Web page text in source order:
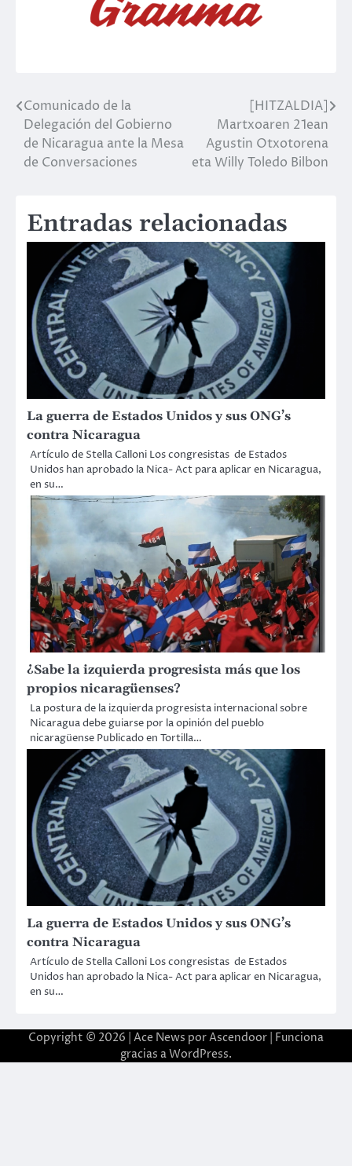
Navegación
de
entradas
Comunicado de la
Delegación del Gobierno
de Nicaragua ante la Mesa
de Conversaciones
[HITZALDIA]
Martxoaren 21ean
Agustin Otxotorena
eta Willy Toledo Bilbon
Entradas relacionadas
La guerra de Estados Unidos y sus ONG’s
contra Nicaragua
Artículo de Stella Calloni Los congresistas de Estados
Unidos han aprobado la Nica- Act para aplicar en Nicaragua,
en su…
¿Sabe la izquierda progresista más que los
propios nicaragüenses?
La postura de la izquierda progresista internacional sobre
Nicaragua debe guiarse por la opinión del pueblo
nicaragüense Publicado en Tortilla…
La guerra de Estados Unidos y sus ONG’s
contra Nicaragua
Artículo de Stella Calloni Los congresistas de Estados
Unidos han aprobado la Nica- Act para aplicar en Nicaragua,
en su…
Copyright © 2026 | Ace News porAscendoor | Funciona
gracias aWordPress.